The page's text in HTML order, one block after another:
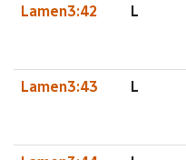
Lamen3:42 L
Lamen3:43 L